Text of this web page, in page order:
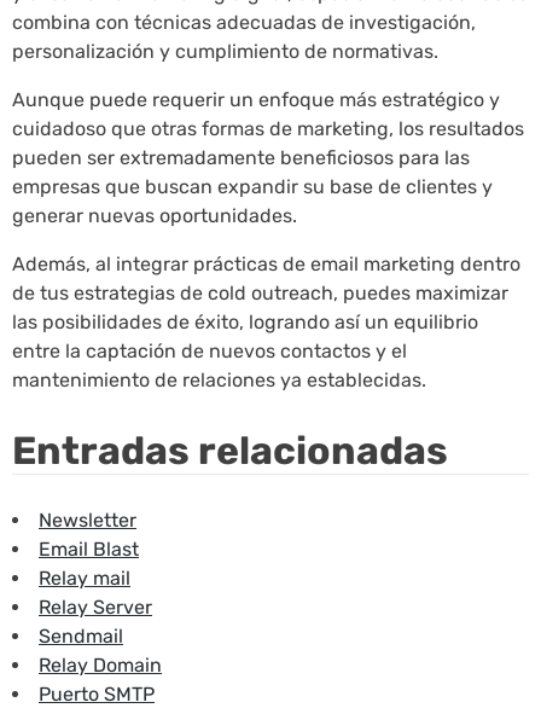
combina con técnicas adecuadas de investigación,
personalización y cumplimiento de normativas.
Aunque puede requerir un enfoque más estratégico y
cuidadoso que otras formas de marketing, los resultados
pueden ser extremadamente beneficiosos para las
empresas que buscan expandir su base de clientes y
generar nuevas oportunidades.
Además, al integrar prácticas de email marketing dentro
de tus estrategias de cold outreach, puedes maximizar
las posibilidades de éxito, logrando así un equilibrio
entre la captación de nuevos contactos y el
mantenimiento de relaciones ya establecidas.
Entradas relacionadas
Newsletter
Email Blast
Relay mail
Relay Server
Sendmail
Relay Domain
Puerto SMTP